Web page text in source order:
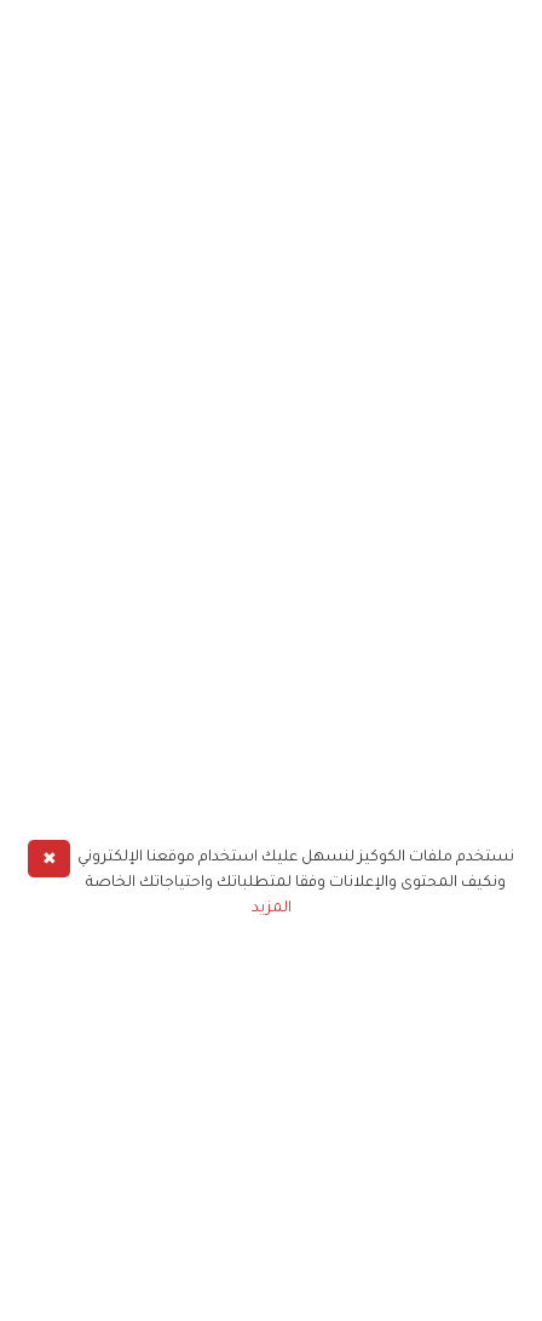
✖
نستخدم ملفات الكوكيز لنسهل عليك استخدام موقعنا الإلكتروني
ونكيف المحتوى والإعلانات وفقا لمتطلباتك واحتياجاتك الخاصة
المزيد